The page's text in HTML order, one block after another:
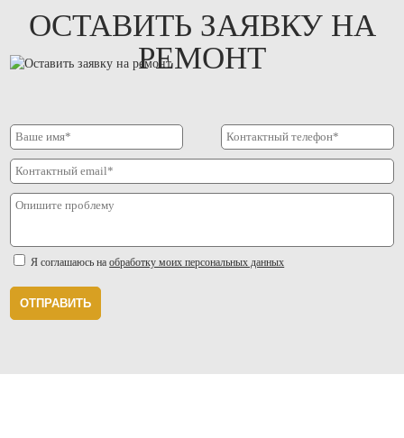
ОСТАВИТЬ ЗАЯВКУ НА
РЕМОНТ
Я соглашаюсь наобработку моих персональных данных
ОТПРАВИТЬ